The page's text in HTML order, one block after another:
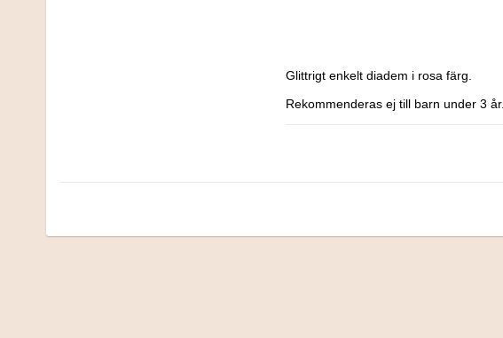
Glittrigt enkelt diadem i rosa färg.
Rekommenderas ej till barn under 3 år.